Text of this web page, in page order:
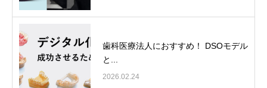
歯科医療法人におすすめ！ DSOモデル
と...
2026.02.24